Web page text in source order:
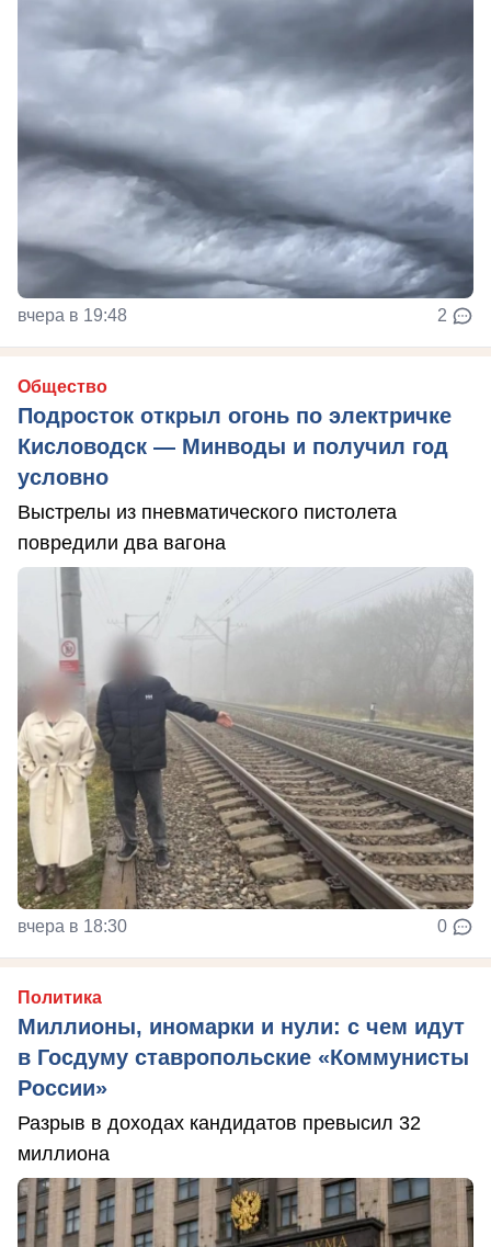
вчера в 19:48 2
Общество
Подросток открыл огонь по электричке
Кисловодск — Минводы и получил год
условно
Выстрелы из пневматического пистолета
повредили два вагона
вчера в 18:30 0
Политика
Миллионы, иномарки и нули: с чем идут
в Госдуму ставропольские «Коммунисты
России»
Разрыв в доходах кандидатов превысил 32
миллиона